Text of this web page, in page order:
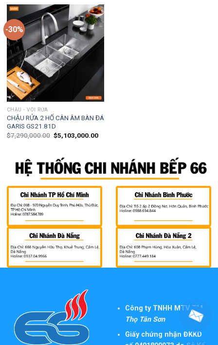
-30%
CHẬU - VÒI RỬA
CHẬU RỬA 2 HỐ CÂN ÂM BÀN ĐÁ
GARIS GS21.81D
$7,290,000.00 $5,103,000.00
Công ty TNHH MTV TM
Thọ Tân Sơn
Giấy chứng nhận ĐKKD